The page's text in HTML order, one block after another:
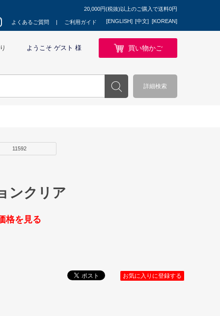
20,000円(税抜)以上のご購入で送料0円
よくあるご質問 ご利用ガイド [ENGLISH] [中文] [KOREAN]
ようこそ ゲスト 様 買い物かご
詳細検索
11592
ンクリア
格を見る
お気に入りに登録する